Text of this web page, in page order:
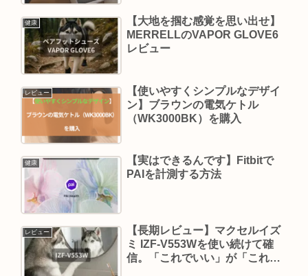
健康
【大地を掴む感覚を思い出せ】
MERRELLのVAPOR GLOVE6
レビュー
レビュー
【使いやすくシンプルなデザイ
ン】ブラウンの電気ケトル
（WK3000BK）を購入
健康
【実はできるんです】Fitbitで
PAIを計測する方法
レビュー
​【長期レビュー】マクセルイズ
ミ IZF-V553Wを使い続けて確
信。「これでいい」が「これが